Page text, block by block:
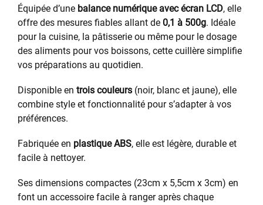
Équipée d’une balance numérique avec écran LCD, elle
offre des mesures fiables allant de 0,1 à 500g. Idéale
pour la cuisine, la pâtisserie ou même pour le dosage
des aliments pour vos boissons, cette cuillère simplifie
vos préparations au quotidien.
Disponible en trois couleurs (noir, blanc et jaune), elle
combine style et fonctionnalité pour s’adapter à vos
préférences.
Fabriquée en plastique ABS, elle est légère, durable et
facile à nettoyer.
Ses dimensions compactes (23cm x 5,5cm x 3cm) en
font un accessoire facile à ranger après chaque